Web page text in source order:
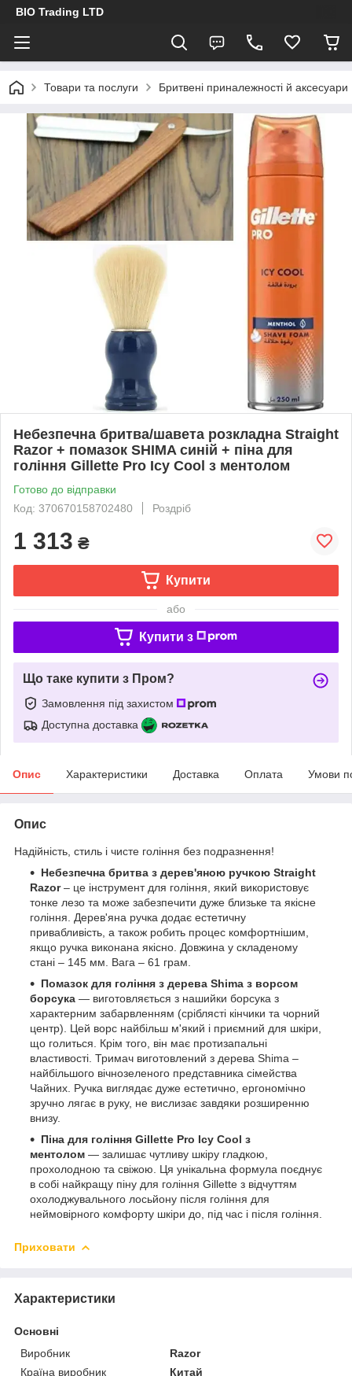
BIO Trading LTD
Товари та послуги Бритвені приналежності й аксесуари
Небезпечна бритва/шавета розкладна Straight
Razor + помазок SHIMA синій + піна для
гоління Gillette Pro Icy Cool з ментолом
Готово до відправки
Код: 370670158702480
Роздріб
1 313 ₴
Купити
або
Купити з
Що таке купити з Пром?
Замовлення під захистом
Доступна доставка
Опис Характеристики Доставка Оплата Умови
Опис
Надійність, стиль і чисте гоління без подразнення!
Небезпечна бритва з дерев'яною ручкою Straight
Razor– це інструмент для гоління, який використовує
тонке лезо та може забезпечити дуже близьке та якісне
гоління. Дерев'яна ручка додає естетичну
привабливість, а також робить процес комфортнішим,
якщо ручка виконана якісно. Довжина у складеному
стані – 145 мм. Вага – 61 грам.
Помазок для гоління з дерева Shima з ворсом
борсука — виготовляється з нашийки борсука з
характерним забарвленням (сріблясті кінчики та чорний
центр). Цей ворс найбільш м'який і приємний для шкіри,
що голиться. Крім того, він має протизапальні
властивості. Тримач виготовлений з дерева Shima –
найбільшого вічнозеленого представника сімейства
Чайних. Ручка виглядає дуже естетично, ергономічно
зручно лягає в руку, не вислизає завдяки розширенню
внизу.
Піна для гоління Gillette Pro Icy Cool з
ментолом — залишає чутливу шкіру гладкою,
прохолодною та свіжою. Ця унікальна формула поєднує
в собі найкращу піну для гоління Gillette з відчуттям
охолоджувального лосьйону після гоління для
неймовірного комфорту шкіри до, під час і після гоління.
Приховати
Характеристики
Основні
Виробник
Razor
Країна виробник
Китай